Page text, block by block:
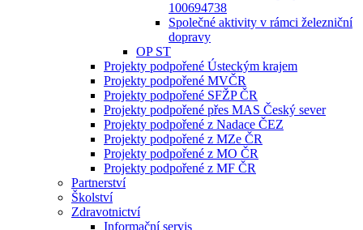
100694738
Společné aktivity v rámci železniční
dopravy
OP ST
Projekty podpořené Ústeckým krajem
Projekty podpořené MVČR
Projekty podpořené SFŽP ČR
Projekty podpořené přes MAS Český sever
Projekty podpořené z Nadace ČEZ
Projekty podpořené z MZe ČR
Projekty podpořené z MO ČR
Projekty podpořené z MF ČR
Partnerství
Školství
Zdravotnictví
Informační servis